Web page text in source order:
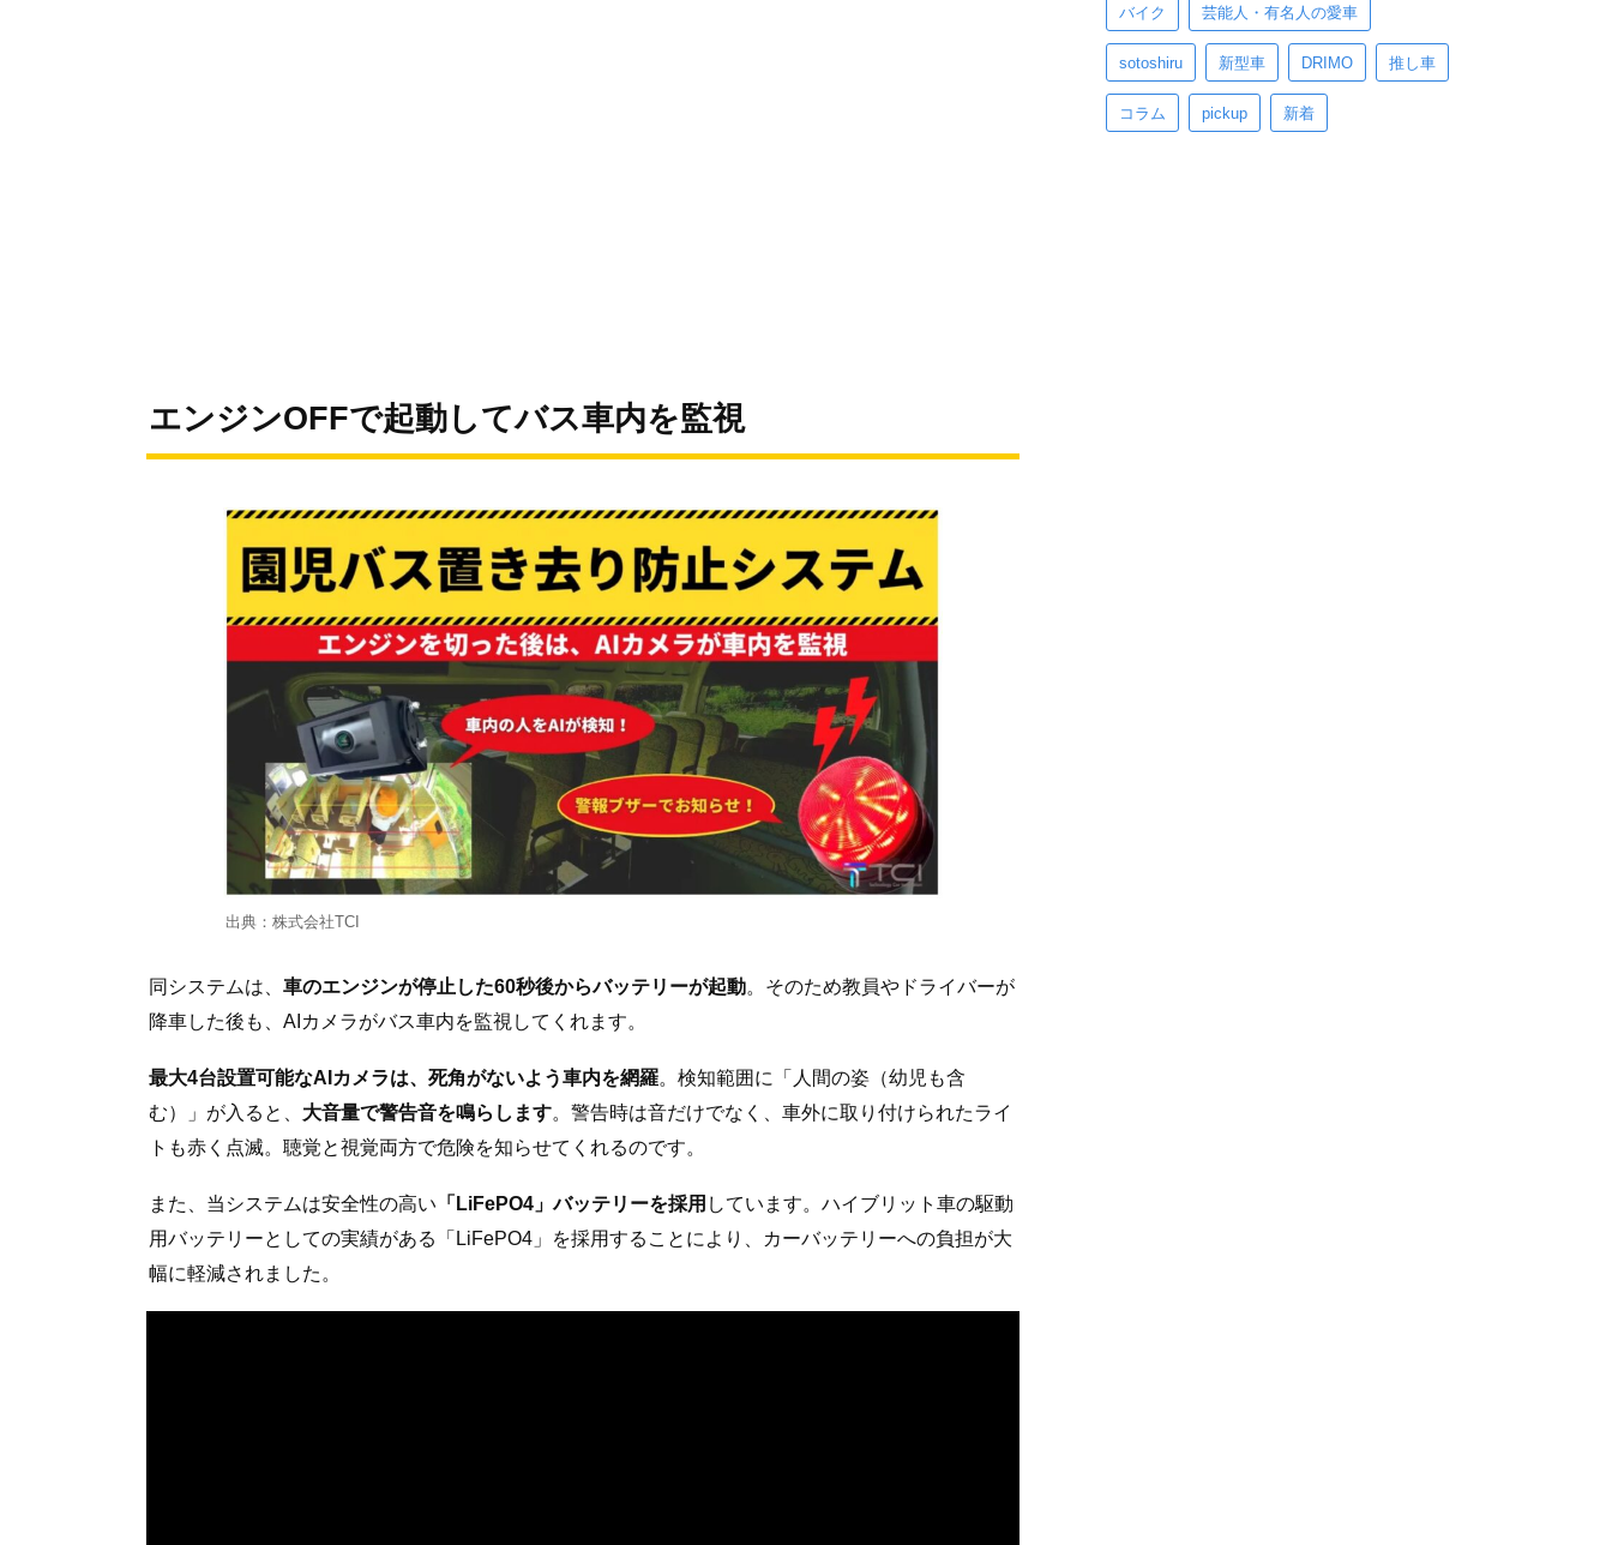
エンジンOFFで起動してバス車内を監視
出典：株式会社TCI
同システムは、 車のエンジンが停止した60秒後からバッテリーが起動。そのため教員やドライバーが
降車した後も、AIカメラがバス車内を監視してくれます。
最大4台設置可能なAIカメラは、死角がないよう車内を網羅。検知範囲に「人間の姿（幼児も含
む）」が入ると、 大音量で警告音を鳴らします。警告時は音だけでなく、車外に取り付けられたライ
トも赤く点滅。聴覚と視覚両方で危険を知らせてくれるのです。
また、当システムは安全性の高い 「LiFePO4」バッテリーを採用 しています。ハイブリット車の駆動
用バッテリーとしての実績がある「LiFePO4」を採用することにより、カーバッテリーへの負担が大
幅に軽減されました。
バイク 芸能人・有名人の愛車
sotoshiru 新型車 DRIMO 推し車
コラム pickup 新着